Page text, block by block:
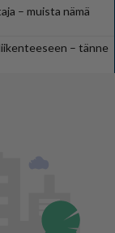
– muista nämä
– tänne